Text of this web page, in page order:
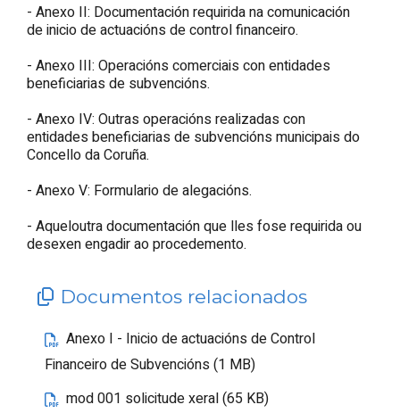
- Anexo II: Documentación requirida na comunicación
de inicio de actuacións de control financeiro.
- Anexo III: Operacións comerciais con entidades
beneficiarias de subvencións.
- Anexo IV: Outras operacións realizadas con
entidades beneficiarias de subvencións municipais do
Concello da Coruña.
- Anexo V: Formulario de alegacións.
- Aqueloutra documentación que lles fose requirida ou
desexen engadir ao procedemento.
Documentos relacionados
Anexo I - Inicio de actuacións de Control
Financeiro de Subvencións (1 MB)
mod 001 solicitude xeral (65 KB)